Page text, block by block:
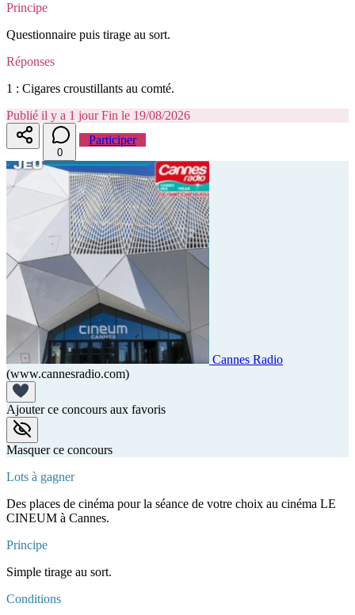
Principe
Questionnaire puis tirage au sort.
Réponses
1 : Cigares croustillants au comté.
Publié il y a 1 jour Fin le 19/08/2026
0
Participer
Cannes Radio
(www.cannesradio.com)
Ajouter ce concours aux favoris
Masquer ce concours
Lots à gagner
Des places de cinéma pour la séance de votre choix au cinéma LE
CINEUM à Cannes.
Principe
Simple tirage au sort.
Conditions